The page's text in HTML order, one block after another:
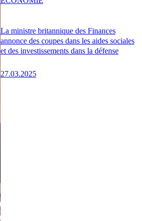
La ministre britannique des Finances
annonce des coupes dans les aides sociales
et des investissements dans la défense
27.03.2025